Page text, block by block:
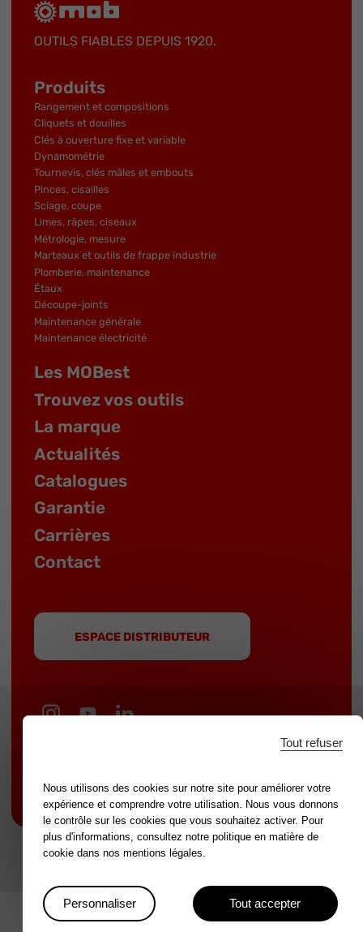
OUTILS FIABLES DEPUIS 1920.
Produits
Rangement et compositions
Cliquets et douilles
Clés à ouverture fixe et variable
Dynamométrie
Tournevis, clés mâles et embouts
Pinces, cisailles
Sciage, coupe
Limes, râpes, ciseaux
Métrologie, mesure
Marteaux et outils de frappe industrie
Plomberie, maintenance
Étaux
Découpe-joints
Maintenance générale
Maintenance électricité
Les MOBest
Trouvez vos outils
La marque
Actualités
Catalogues
Garantie
Carrières
Contact
ESPACE DISTRIBUTEUR
NOVALIA|
Mentions légales
Nous utilisons des cookies sur notre site pour améliorer votre
expérience et comprendre votre utilisation. Nous vous donnons
le contrôle sur les cookies que vous souhaitez activer. Pour
plus d'informations, consultez notre politique en matière de
cookie dans nos mentions légales.
Tout accepter
Tout refuser
Personnaliser